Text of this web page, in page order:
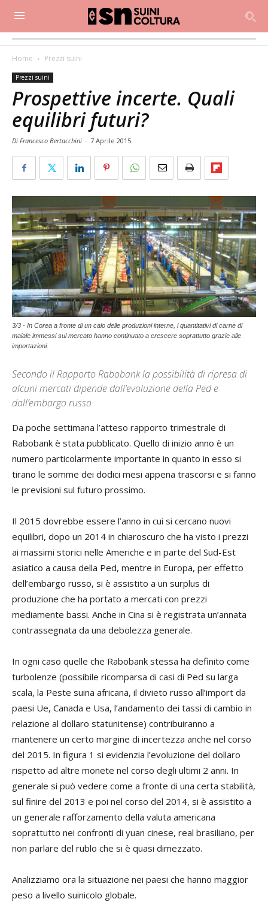
Home Prezzi suini
Prezzi suini
Prospettive incerte. Quali
equilibri futuri?
Di Francesco Bertacchini - 7 Aprile 2015
3/3 - In Corea a fronte di un calo delle produzioni interne, i quantitativi di carne di
maiale immessi sul mercato hanno continuato a crescere soprattutto grazie alle
importazioni.
Secondo il Rapporto Rabobank la possibilità di ripresa di
alcuni mercati dipende dall’evoluzione della Ped e
dall’embargo russo
Da poche settimana l’atteso rapporto trimestrale di
Rabobank è stata pubblicato. Quello di inizio anno è un
numero particolarmente importante in quanto in esso si
tirano le somme dei dodici mesi appena trascorsi e si fanno
le previsioni sul futuro prossimo.
Il 2015 dovrebbe essere l’anno in cui si cercano nuovi
equilibri, dopo un 2014 in chiaroscuro che ha visto i prezzi
ai massimi storici nelle Americhe e in parte del Sud-Est
asiatico a causa della Ped, mentre in Europa, per effetto
dell’embargo russo, si è assistito a un surplus di
produzione che ha portato a mercati con prezzi
mediamente bassi. Anche in Cina si è registrata un’annata
contrassegnata da una debolezza generale.
In ogni caso quelle che Rabobank stessa ha definito come
turbolenze (possibile ricomparsa di casi di Ped su larga
scala, la Peste suina africana, il divieto russo all’import da
paesi Ue, Canada e Usa, l’andamento dei tassi di cambio in
relazione al dollaro statunitense) contribuiranno a
mantenere un certo margine di incertezza anche nel corso
del 2015. In figura 1 si evidenzia l’evoluzione del dollaro
rispetto ad altre monete nel corso degli ultimi 2 anni. In
generale si può vedere come a fronte di una certa stabilità,
sul finire del 2013 e poi nel corso del 2014, si è assistito a
un generale rafforzamento della valuta americana
soprattutto nei confronti di yuan cinese, real brasiliano, per
non parlare del rublo che si è quasi dimezzato.
Analizziamo ora la situazione nei paesi che hanno maggior
peso a livello suinicolo globale.